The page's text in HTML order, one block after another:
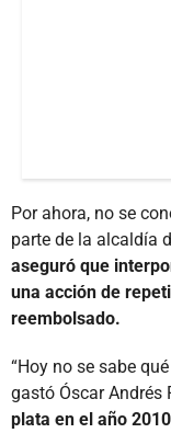
Por ahora, no se
parte de la alcaldía
aseguró que
una acción de
reembolsado.
“Hoy no se sabe
gastó Óscar Andrés
plata en el año